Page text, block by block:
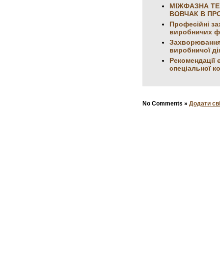
МІЖФАЗНА
ВОВЧАК В
Професійні
виробничих
виробничої
Рекомендації
спеціальної
No Comments » Додати